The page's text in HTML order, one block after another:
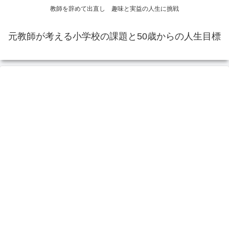
教師を辞めて出直し 趣味と実益の人生に挑戦
元教師が考える小学校の課題と50歳からの人生目標